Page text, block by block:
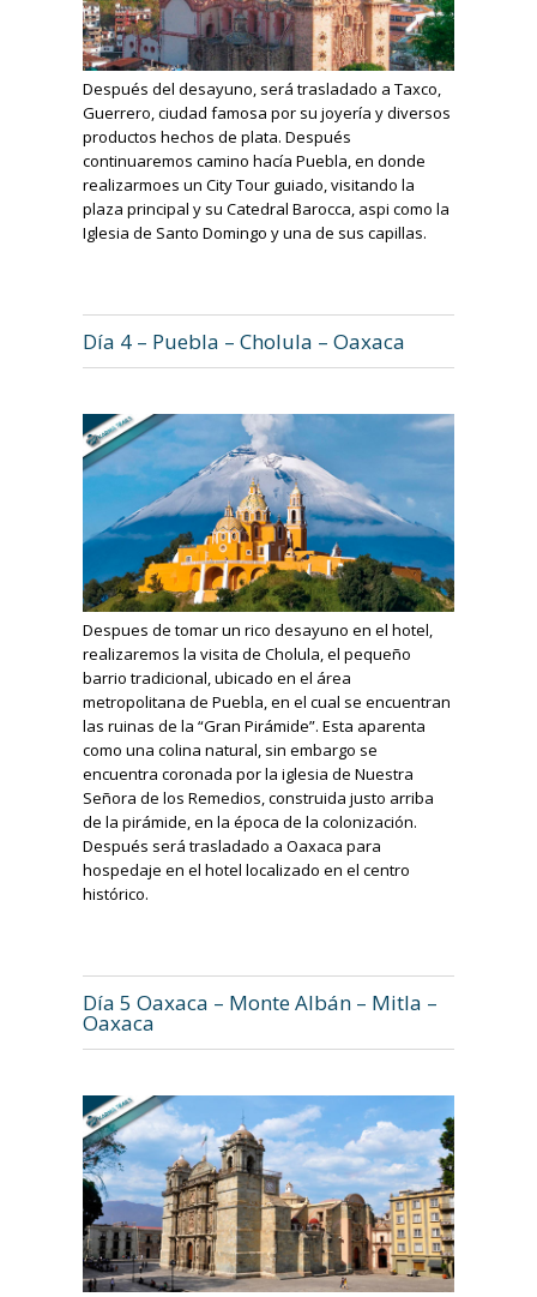
Después del desayuno, será trasladado a Taxco,
Guerrero, ciudad famosa por su joyería y diversos
productos hechos de plata. Después
continuaremos camino hacía Puebla, en donde
realizarmoes un City Tour guiado, visitando la
plaza principal y su Catedral Barocca, aspi como la
Iglesia de Santo Domingo y una de sus capillas.
Día 4 – Puebla – Cholula – Oaxaca
Despues de tomar un rico desayuno en el hotel,
realizaremos la visita de Cholula, el pequeño
barrio tradicional, ubicado en el área
metropolitana de Puebla, en el cual se encuentran
las ruinas de la “Gran Pirámide”. Esta aparenta
como una colina natural, sin embargo se
encuentra coronada por la iglesia de Nuestra
Señora de los Remedios, construida justo arriba
de la pirámide, en la época de la colonización.
Después será trasladado a Oaxaca para
hospedaje en el hotel localizado en el centro
histórico.
Día 5 Oaxaca – Monte Albán – Mitla –
Oaxaca